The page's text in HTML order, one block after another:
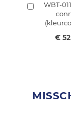
WBT-
€